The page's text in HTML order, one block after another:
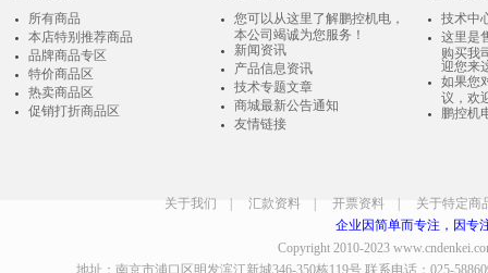
所有商品
本店特别推荐商品
品牌商品专区
特价商品区
热卖商品区
促销打折商品区
您可以从这里了解鹏控机电，
本公司竭诚为您服务！
新闻资讯
产品信息资讯
技术专题文章
商城最新公告通知
友情链接
技术中
这里是
购买我
迎您来
如果您
议，欢
鹏控机
关于我们 汇款资料 开票资料
关于特定商
企业因简单而专注，因专
Copyright 2010-2023
地址：南京市浦口区明发滨江新城346-350栋119号 联系电话：025-